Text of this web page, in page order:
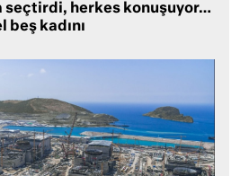
seçtirdi, herkes konuşuyor…
beş kadını